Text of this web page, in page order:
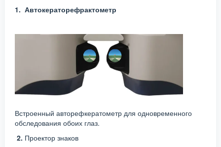
1. Автокераторефрактометр
Встроенный авторефкератометр для одновременного
обследования обоих глаз.
2. Проектор знаков